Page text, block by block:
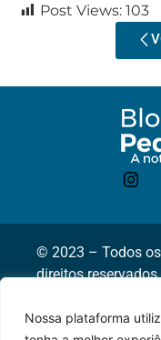
Nossa plataforma
Post Views: 103
© 2023 – Todos os
direitos reservados.